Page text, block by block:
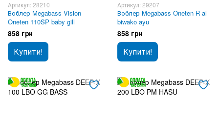
Артикул: 28210
Воблер Megabass Vision
Oneten 110SP baby gill
858 грн
Купити!
Артикул: 29207
Воблер Megabass Oneten R al
biwako ayu
858 грн
Купити!